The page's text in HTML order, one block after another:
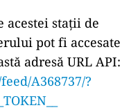
acestei stații de
pot fi accesate
adresă URL API:
A368737/?